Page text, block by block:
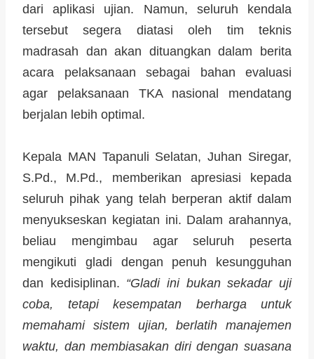
dari aplikasi ujian. Namun, seluruh kendala
tersebut segera diatasi oleh tim teknis
madrasah dan akan dituangkan dalam berita
acara pelaksanaan sebagai bahan evaluasi
agar pelaksanaan TKA nasional mendatang
berjalan lebih optimal.
Kepala MAN Tapanuli Selatan, Juhan Siregar,
S.Pd., M.Pd., memberikan apresiasi kepada
seluruh pihak yang telah berperan aktif dalam
menyukseskan kegiatan ini. Dalam arahannya,
beliau mengimbau agar seluruh peserta
mengikuti gladi dengan penuh kesungguhan
dan kedisiplinan. “Gladi ini bukan sekadar uji
coba, tetapi kesempatan berharga untuk
memahami sistem ujian, berlatih manajemen
waktu, dan membiasakan diri dengan suasana